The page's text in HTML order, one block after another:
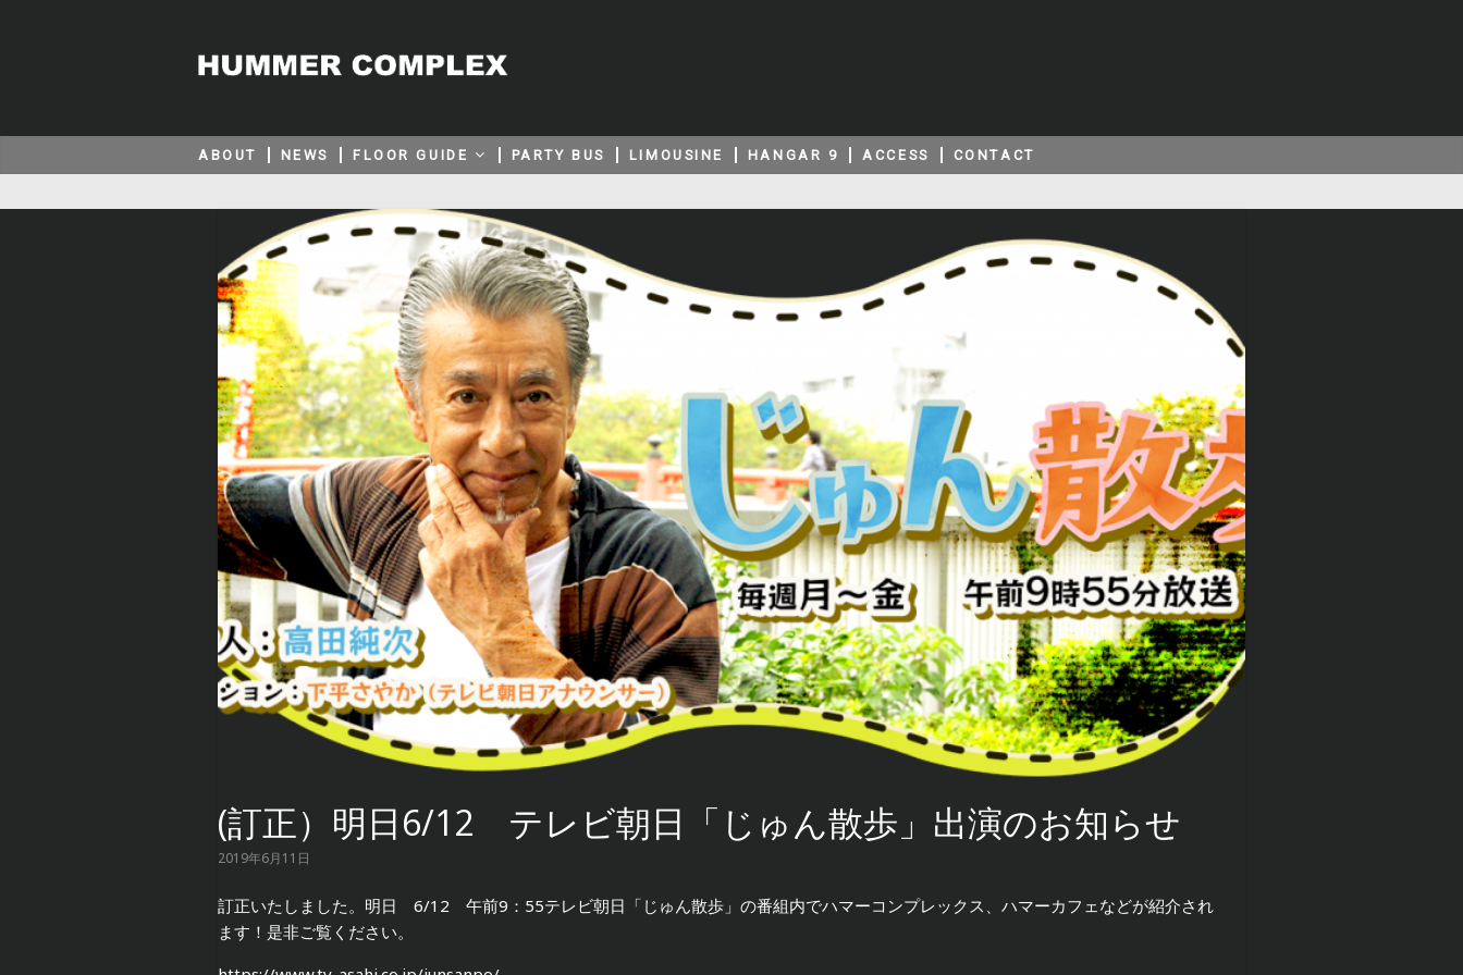
ABOUT NEWS FLOOR GUIDE PARTY BUS LIMOUSINE HANGAR 9 ACCESS CONTACT
(訂正）明日6/12 テレビ朝日「じゅん散歩」出演のお知らせ
2019年6月11日
訂正いたしました。明日 6/12 午前9：55テレビ朝日「じゅん散歩」の番組内でハマーコンプレックス、ハマーカフェなどが紹介され
ます！是非ご覧ください。